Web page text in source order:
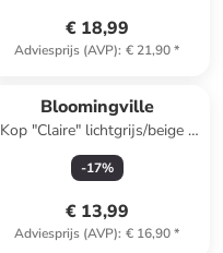
€ 18,99
Adviesprijs (AVP): € 21,90*
Bloomingville
Kop "Claire" lichtgrijs/beige -
450 ml
-17%
€ 13,99
Adviesprijs (AVP): € 16,90*